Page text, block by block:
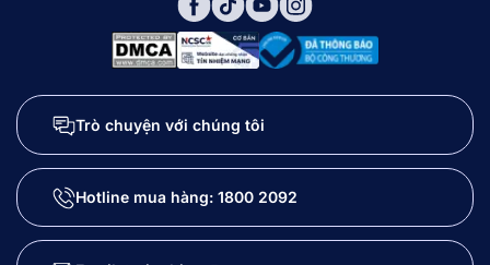
Trò chuyện với chúng tôi
Hotline mua hàng: 1800 2092